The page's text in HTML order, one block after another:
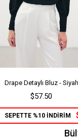
Drape Detaylı Bluz - Siyah
$57.50
SEPETTE %10 İNDİRİM